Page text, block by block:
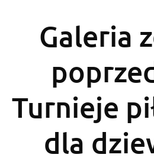
Galeria
Turnieje
dla